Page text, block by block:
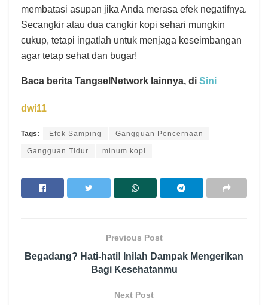
membatasi asupan jika Anda merasa efek negatifnya.
Secangkir atau dua cangkir kopi sehari mungkin
cukup, tetapi ingatlah untuk menjaga keseimbangan
agar tetap sehat dan bugar!
Baca berita TangselNetwork lainnya, di Sini
dwi11
Tags: Efek Samping Gangguan Pencernaan
Gangguan Tidur minum kopi
Previous Post
Begadang? Hati-hati! Inilah Dampak Mengerikan
Bagi Kesehatanmu
Next Post